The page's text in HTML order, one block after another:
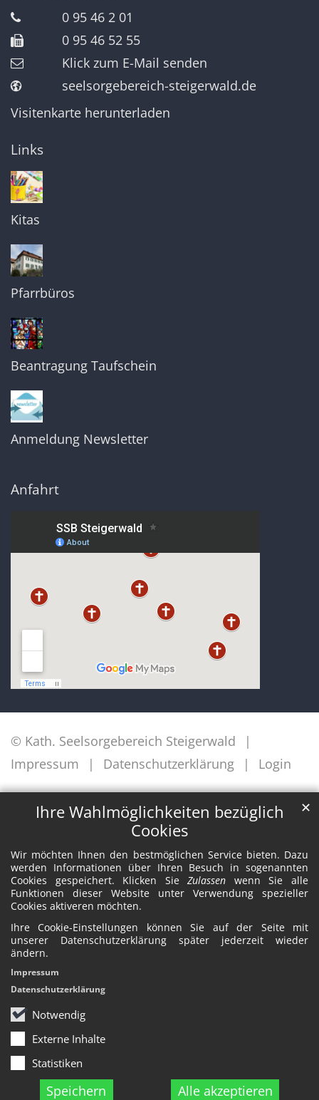
Ihre Wahlmöglichkeiten bezüglich
Cookies
Wir möchten Ihnen den bestmöglichen Service bieten. Dazu
werden Informationen über Ihren Besuch in sogenannten
Cookies gespeichert. Klicken SieZulassen wenn Sie alle
Funktionen dieser Website unter Verwendung spezieller
Cookies aktiveren möchten.
Ihre Cookie-Einstellungen können Sie auf der Seite mit
unserer Datenschutzerklärung später jederzeit wieder
ändern.
Notwendig
Externe Inhalte
Statistiken
Speichern Alle akzeptieren
✕
Impressum
Datenschutzerklärung
0 95 46 2 01
0 95 46 52 55
Klick zum E-Mail senden
seelsorgebereich-steigerwald.de
Visitenkarte herunterladen
Links
Kitas
Pfarrbüros
Beantragung Taufschein
Anmeldung Newsletter
Anfahrt
© Kath. Seelsorgebereich Steigerwald
Impressum
Datenschutzerklärung Login